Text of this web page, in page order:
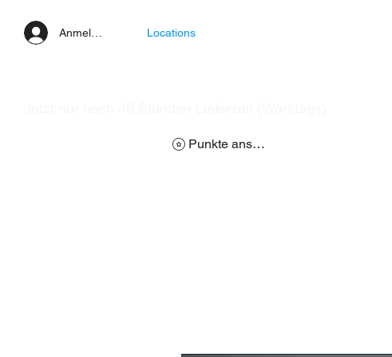
Anmelden Locations
Punkte ansehen